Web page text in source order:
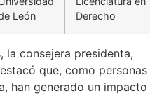
León
Derecho
la consejera presidenta,
que, como personas
han generado un impacto